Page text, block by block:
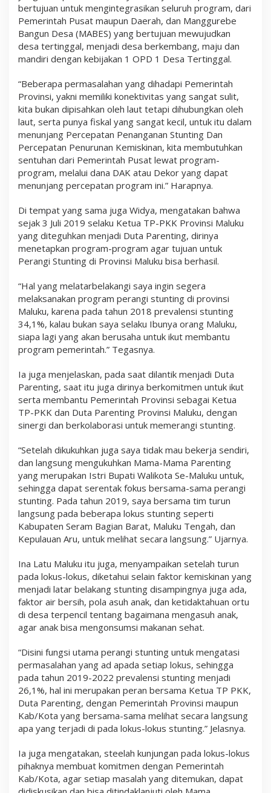
bertujuan untuk mengintegrasikan seluruh program, dari
Pemerintah Pusat maupun Daerah, dan Manggurebe
Bangun Desa (MABES) yang bertujuan mewujudkan
desa tertinggal, menjadi desa berkembang, maju dan
mandiri dengan kebijakan 1 OPD 1 Desa Tertinggal.
“Beberapa permasalahan yang dihadapi Pemerintah
Provinsi, yakni memiliki konektivitas yang sangat sulit,
kita bukan dipisahkan oleh laut tetapi dihubungkan oleh
laut, serta punya fiskal yang sangat kecil, untuk itu dalam
menunjang Percepatan Penanganan Stunting Dan
Percepatan Penurunan Kemiskinan, kita membutuhkan
sentuhan dari Pemerintah Pusat lewat program-
program, melalui dana DAK atau Dekor yang dapat
menunjang percepatan program ini.” Harapnya.
Di tempat yang sama juga Widya, mengatakan bahwa
sejak 3 Juli 2019 selaku Ketua TP-PKK Provinsi Maluku
yang diteguhkan menjadi Duta Parenting, dirinya
menetapkan program-program agar tujuan untuk
Perangi Stunting di Provinsi Maluku bisa berhasil.
“Hal yang melatarbelakangi saya ingin segera
melaksanakan program perangi stunting di provinsi
Maluku, karena pada tahun 2018 prevalensi stunting
34,1%, kalau bukan saya selaku Ibunya orang Maluku,
siapa lagi yang akan berusaha untuk ikut membantu
program pemerintah.” Tegasnya.
Ia juga menjelaskan, pada saat dilantik menjadi Duta
Parenting, saat itu juga dirinya berkomitmen untuk ikut
serta membantu Pemerintah Provinsi sebagai Ketua
TP-PKK dan Duta Parenting Provinsi Maluku, dengan
sinergi dan berkolaborasi untuk memerangi stunting.
“Setelah dikukuhkan juga saya tidak mau bekerja sendiri,
dan langsung mengukuhkan Mama-Mama Parenting
yang merupakan Istri Bupati Walikota Se-Maluku untuk,
sehingga dapat serentak fokus bersama-sama perangi
stunting. Pada tahun 2019, saya bersama tim turun
langsung pada beberapa lokus stunting seperti
Kabupaten Seram Bagian Barat, Maluku Tengah, dan
Kepulauan Aru, untuk melihat secara langsung.” Ujarnya.
Ina Latu Maluku itu juga, menyampaikan setelah turun
pada lokus-lokus, diketahui selain faktor kemiskinan yang
menjadi latar belakang stunting disampingnya juga ada,
faktor air bersih, pola asuh anak, dan ketidaktahuan ortu
di desa terpencil tentang bagaimana mengasuh anak,
agar anak bisa mengonsumsi makanan sehat.
“Disini fungsi utama perangi stunting untuk mengatasi
permasalahan yang ad apada setiap lokus, sehingga
pada tahun 2019-2022 prevalensi stunting menjadi
26,1%, hal ini merupakan peran bersama Ketua TP PKK,
Duta Parenting, dengan Pemerintah Provinsi maupun
Kab/Kota yang bersama-sama melihat secara langsung
apa yang terjadi di pada lokus-lokus stunting.” Jelasnya.
Ia juga mengatakan, steelah kunjungan pada lokus-lokus
pihaknya membuat komitmen dengan Pemerintah
Kab/Kota, agar setiap masalah yang ditemukan, dapat